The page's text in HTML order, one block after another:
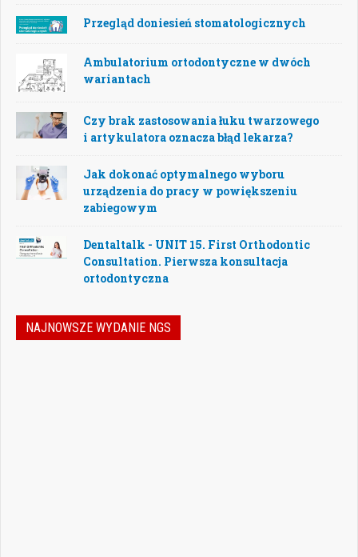
Przegląd doniesień stomatologicznych
Ambulatorium ortodontyczne w dwóch
wariantach
Czy brak zastosowania łuku twarzowego
i artykulatora oznacza błąd lekarza?
Jak dokonać optymalnego wyboru
urządzenia do pracy w powiększeniu
zabiegowym
Dentaltalk - UNIT 15. First Orthodontic
Consultation. Pierwsza konsultacja
ortodontyczna
NAJNOWSZE WYDANIE NGS